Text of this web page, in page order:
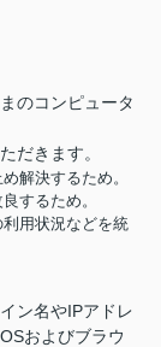
のコンピュータ
だきます。
解決するため。
するため。
利用状況などを統
ン名やIPアドレ
およびブラウ